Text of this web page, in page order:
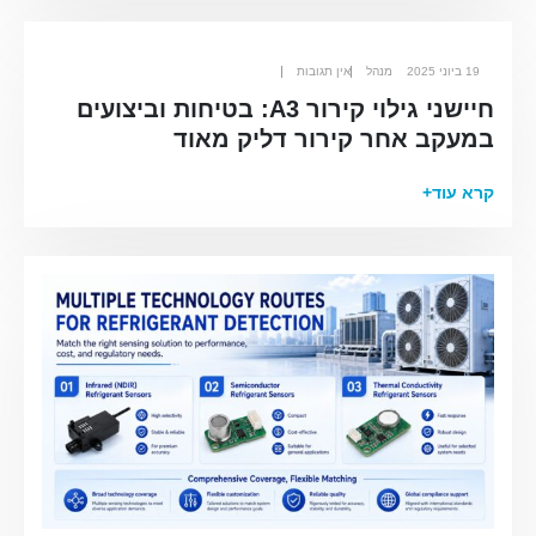
19 ביוני 2025 מנהל אין תגובות
חיישני גילוי קירור A3: בטיחות וביצועים
במעקב אחר קירור דליק מאוד
קרא עוד+
חיישן R32
חיישן R410
חיישן R454B
הפיתרון שלנו
איתור דליפות קירור למערכות HVAC
ניטור קירור שרשרת קרה